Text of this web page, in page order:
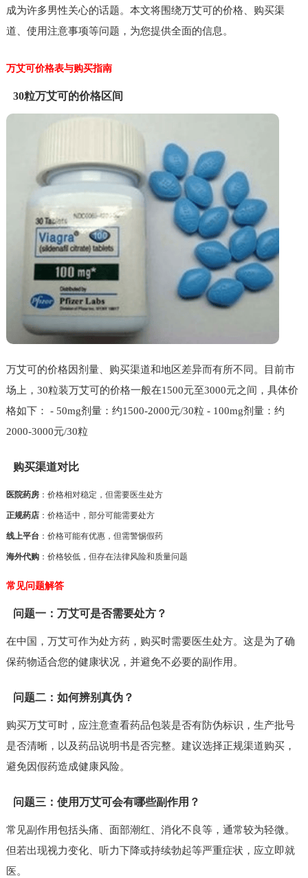
成为许多男性关心的话题。本文将围绕万艾可的价格、购买渠
道、使用注意事项等问题，为您提供全面的信息。
万艾可价格表与购买指南
30粒万艾可的价格区间
万艾可的价格因剂量、购买渠道和地区差异而有所不同。目前市
场上，30粒装万艾可的价格一般在1500元至3000元之间，具体价
格如下： - 50mg剂量：约1500-2000元/30粒 - 100mg剂量：约
2000-3000元/30粒
购买渠道对比
医院药房：价格相对稳定，但需要医生处方
正规药店：价格适中，部分可能需要处方
线上平台：价格可能有优惠，但需警惕假药
海外代购：价格较低，但存在法律风险和质量问题
常见问题解答
问题一：万艾可是否需要处方？
在中国，万艾可作为处方药，购买时需要医生处方。这是为了确
保药物适合您的健康状况，并避免不必要的副作用。
问题二：如何辨别真伪？
购买万艾可时，应注意查看药品包装是否有防伪标识，生产批号
是否清晰，以及药品说明书是否完整。建议选择正规渠道购买，
避免因假药造成健康风险。
问题三：使用万艾可会有哪些副作用？
常见副作用包括头痛、面部潮红、消化不良等，通常较为轻微。
但若出现视力变化、听力下降或持续勃起等严重症状，应立即就
医。